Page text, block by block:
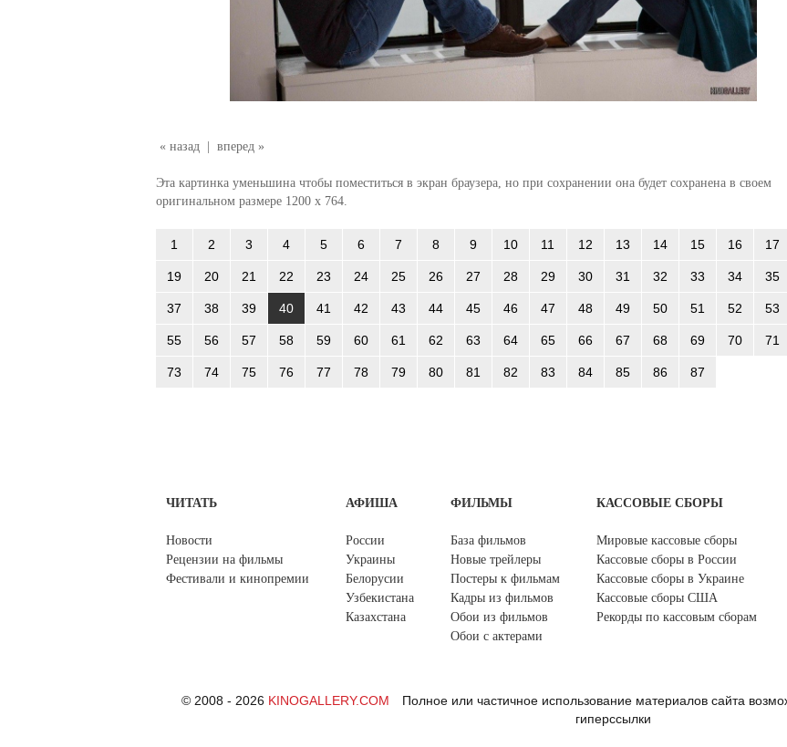
« назад вперед »
Эта картинка уменьшина чтобы поместиться в экран браузера, но при сохранении она будет сохранена в своем
оригинальном размере 1200 x 764.
1 2 3 4 5 6 7 8 9 10 11 12 13 14 15 16 17
19 20 21 22 23 24 25 26 27 28 29 30 31 32 33 34 35
37 38 39 40 41 42 43 44 45 46 47 48 49 50 51 52 53
55 56 57 58 59 60 61 62 63 64 65 66 67 68 69 70 71
73 74 75 76 77 78 79 80 81 82 83 84 85 86 87
ЧИТАТЬ
Новости
Рецензии на фильмы
Фестивали и кинопремии
АФИША
России
Украины
Белорусии
Узбекистана
Казахстана
ФИЛЬМЫ
База фильмов
Новые трейлеры
Постеры к фильмам
Кадры из фильмов
Обои из фильмов
Обои с актерами
КАССОВЫЕ СБОРЫ
Мировые кассовые сборы
Кассовые сборы в России
Кассовые сборы в Украине
Кассовые сборы США
Рекорды по кассовым сборам
© 2008 - 2026 KINOGALLERY.COM
Полное или частичное использование материалов сайта
гиперссылки